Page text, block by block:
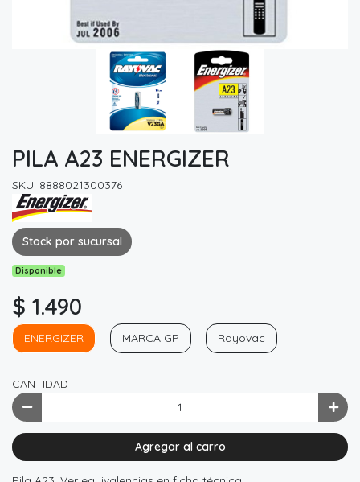
PILA A23 ENERGIZER
SKU: 8888021300376
Stock por sucursal
Disponible
$ 1.490
ENERGIZER MARCA GP Rayovac
CANTIDAD
Agregar al carro